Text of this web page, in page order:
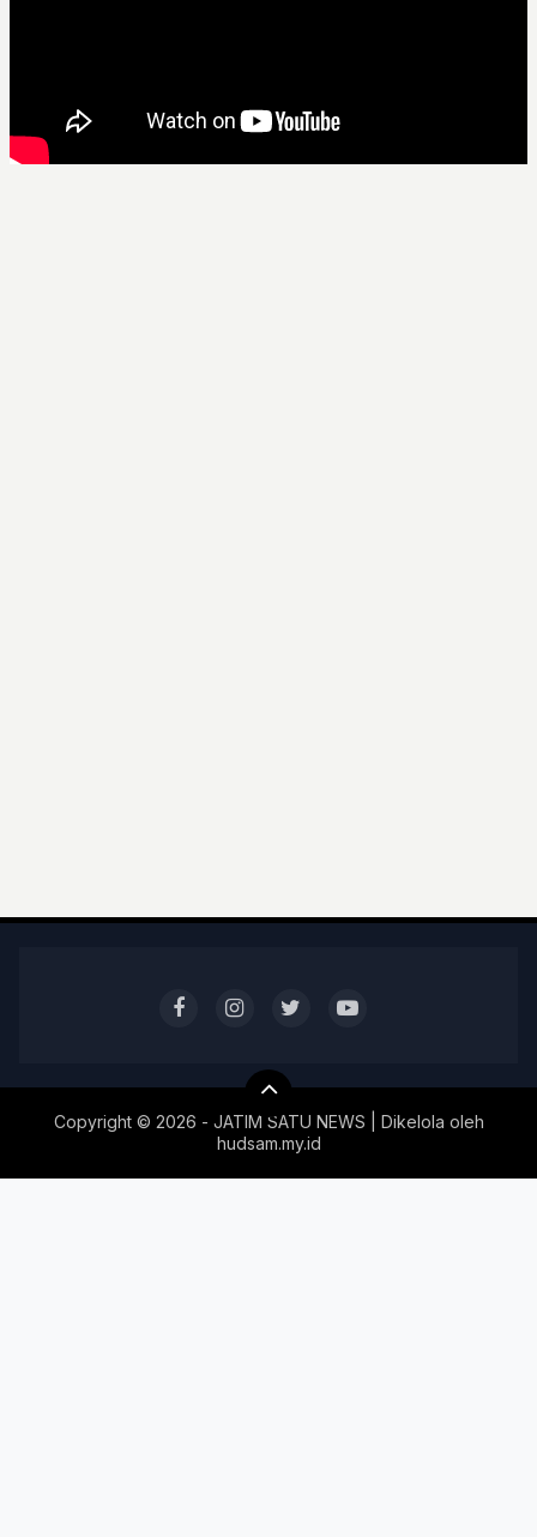
Copyright © 2026 - JATIM SATU NEWS | Dikelola oleh
hudsam.my.id